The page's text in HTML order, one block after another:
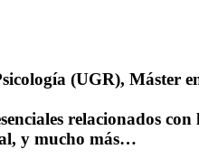
(UGR), Máster
relacionados
y mucho más…